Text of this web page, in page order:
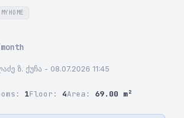
MYHOME
ზ. ქუჩა - 08.07.2026 11:45
1Floor: 4Area: 69.00 m²